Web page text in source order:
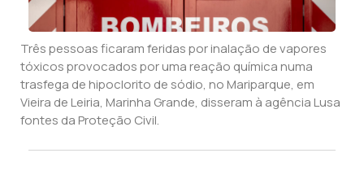
Três pessoas ficaram feridas por inalação de vapores
tóxicos provocados por uma reação química numa
trasfega de hipoclorito de sódio, no Mariparque, em
Vieira de Leiria, Marinha Grande, disseram à agência Lusa
fontes da Proteção Civil.